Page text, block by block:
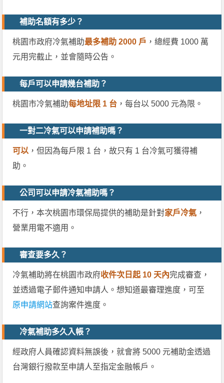
補助名額有多少？
桃園市政府冷氣補助最多補助 2000 戶 ，總經費 1000 萬
元用完截止，並會隨時公告。
每戶可以申請幾台補助？
桃園市冷氣補助每地址限 1 台 ，每台以 5000 元為限。
一對二冷氣可以申請補助嗎？
可以 ，但因為每戶限 1 台，故只有 1 台冷氣可獲得補
助。
公司可以申請冷氣補助嗎？
不行，本次桃園市環保局提供的補助是針對家戶冷氣 ，
營業用電不適用。
審查要多久？
冷氣補助將在桃園市政府收件次日起 10 天內完成審查，
並透過電子郵件通知申請人。想知道最審理進度，可至
原申請網站查詢案件進度。
冷氣補助多久入帳？
經政府人員確認資料無誤後，就會將 5000 元補助金透過
台灣銀行撥款至申請人至指定金融帳戶。